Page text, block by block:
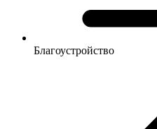
Благоустройство